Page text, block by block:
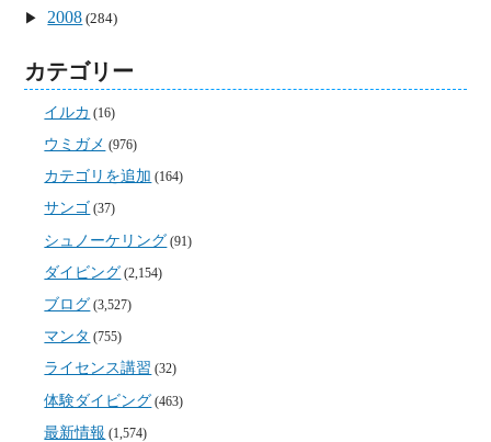
2008 (284)
カテゴリー
イルカ (16)
ウミガメ (976)
カテゴリを追加 (164)
サンゴ (37)
シュノーケリング (91)
ダイビング (2,154)
ブログ (3,527)
マンタ (755)
ライセンス講習 (32)
体験ダイビング (463)
最新情報 (1,574)